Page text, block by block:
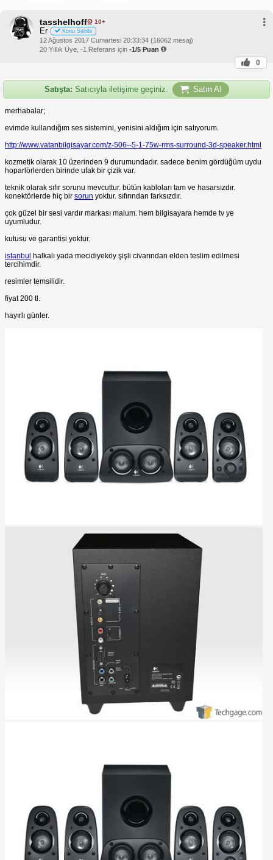
tasshelhoff 10+
Er Konu Sahibi
12 Ağustos 2017 Cumartesi 20:33:34 (16062 mesaj)
20 Yıllık Üye, -1 Referans için -1/5 Puan
0
Satışta: Satıcıyla iletişime geçiniz. Satın Al
merhabalar;
evimde kullandığım ses sistemini, yenisini aldığım için satıyorum.
http://www.vatanbilgisayar.com/z-506--5-1-75w-rms-surround-3d-speaker.html
kozmetik olarak 10 üzerinden 9 durumundadır. sadece benim gördüğüm uydu
hoparlörlerden birinde ufak bir çizik var.
teknik olarak sıfır sorunu mevcuttur. bütün kabloları tam ve hasarsızdır.
konektörlerde hiç bir sorun yoktur. sıfırından farksızdır.
çok güzel bir sesi vardır markası malum. hem bilgisayara hemde tv ye
uyumludur.
kutusu ve garantisi yoktur.
istanbul halkalı yada mecidiyeköy şişli civarından elden teslim edilmesi
tercihimdir.
resimler temsilidir.
fiyat 200 tl.
hayırlı günler.